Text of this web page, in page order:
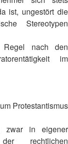
ist, ungestört die
Stereotypen
Regel nach den
im
Protestantismus
zwar in eigener
rechtlichen